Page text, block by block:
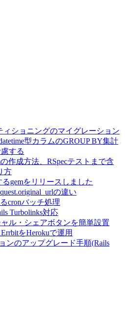
ィショニングのマイグレーション
型カラムのGROUP BY集計
する
作成方法、RSpecテストまで含
方
gemをリリースしました
の違い
cronバッチ処理
Turbolinks対応
ル・シェアボタンを簡単設置
をHerokuで運用
ンのアップグレード手順(Rails